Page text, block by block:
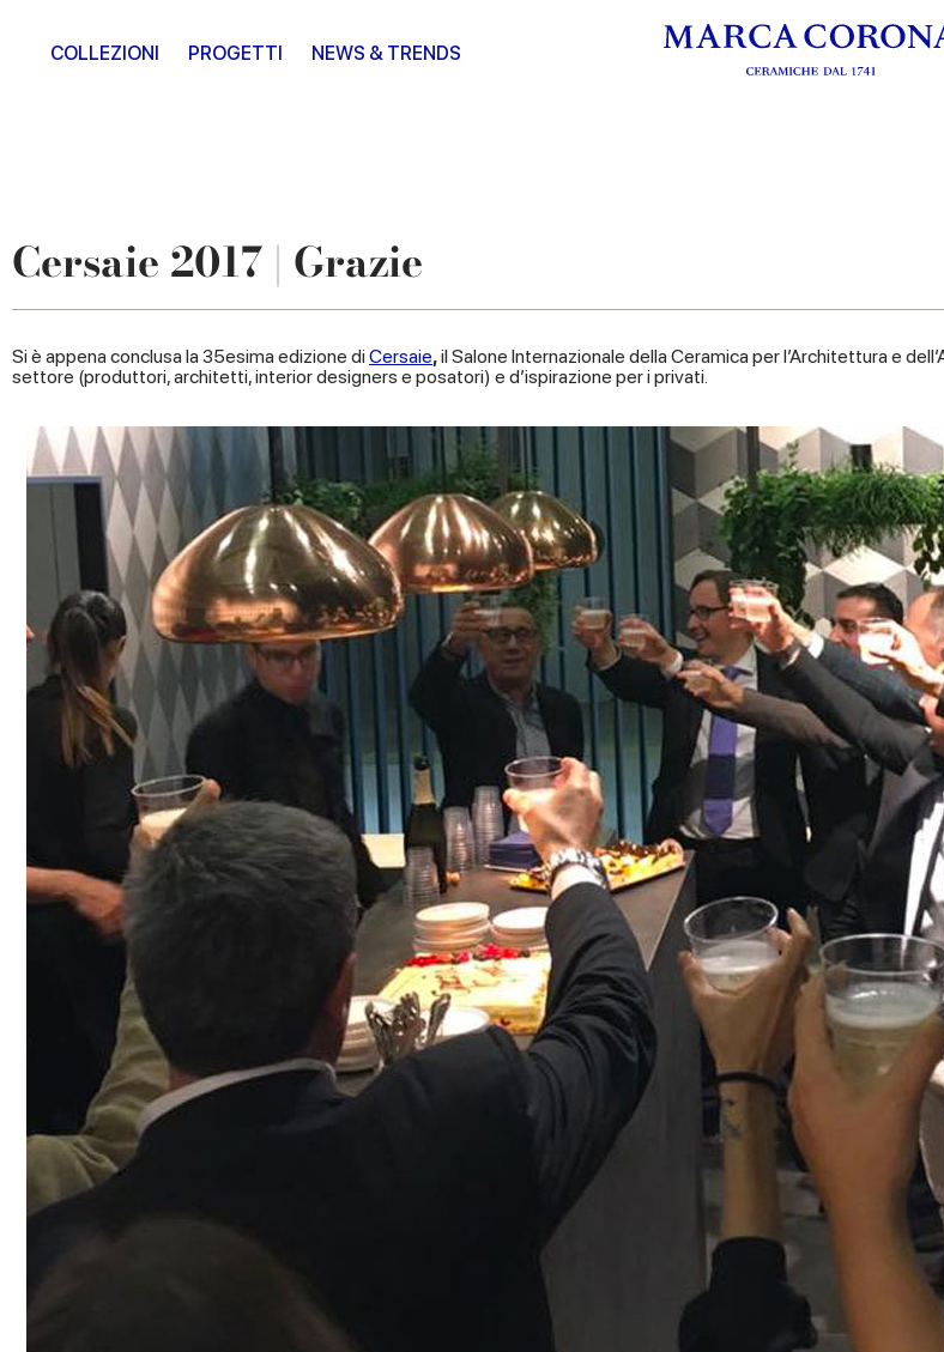
COLLEZIONI PROGETTI NEWS & TRENDS
Cersaie 2017 | Grazie
Si è appena conclusa la 35esima edizione diCersaie,il Salone Internazionale della Ceramica per l’Architettura e
settore (produttori, architetti, interior designers e posatori) e d’ispirazione per i privati.